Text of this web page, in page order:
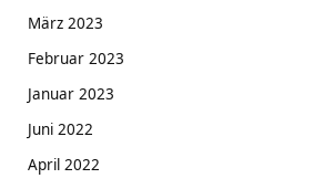
März 2023
Februar 2023
Januar 2023
Juni 2022
April 2022